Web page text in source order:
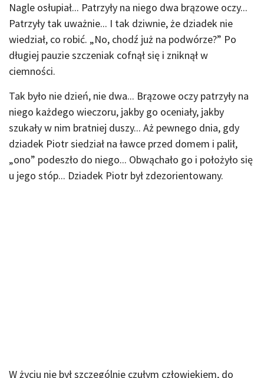
Nagle osłupiał... Patrzyły na niego dwa brązowe oczy...
Patrzyły tak uważnie... I tak dziwnie, że dziadek nie
wiedział, co robić. „No, chodź już na podwórze?” Po
długiej pauzie szczeniak cofnął się i zniknął w
ciemności.
Tak było nie dzień, nie dwa... Brązowe oczy patrzyły na
niego każdego wieczoru, jakby go oceniały, jakby
szukały w nim bratniej duszy... Aż pewnego dnia, gdy
dziadek Piotr siedział na ławce przed domem i palił,
„ono” podeszło do niego... Obwąchało go i położyło się
u jego stóp... Dziadek Piotr był zdezorientowany.
W życiu nie był szczególnie czułym człowiekiem, do